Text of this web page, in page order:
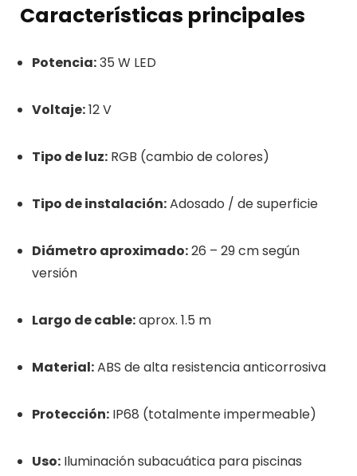
Características principales
Potencia:35 W LED
Voltaje:12 V
Tipo de luz:RGB (cambio de colores)
Tipo de instalación:Adosado / de superficie
Diámetro aproximado:26 – 29 cm según
versión
Largo de cable:aprox. 1.5 m
Material:ABS de alta resistencia anticorrosiva
Protección:IP68 (totalmente impermeable)
Uso:Iluminación subacuática para piscinas